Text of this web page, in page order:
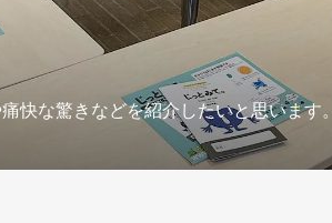
快な驚きなどを紹介したいと思います。